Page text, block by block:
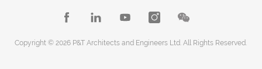
Copyright © 2026 P&T Architects and Engineers Ltd. All Rights Reserved.